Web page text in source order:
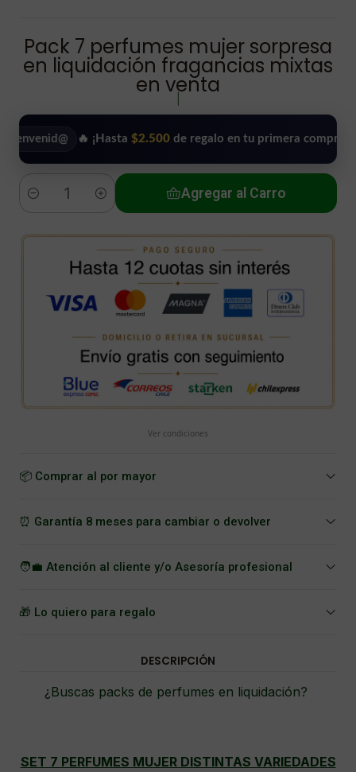
Pack 7 perfumes mujer sorpresa
en liquidación fragancias mixtas
en venta
🔥 ¡Hasta $2.500 de regalo en tu primera compra! •
Cantidad
Agregar al Carro
Ver condiciones
📦 Comprar al por mayor
⏰ Garantía 8 meses para cambiar o devolver
🧑‍💼 Atención al cliente y/o Asesoría profesional
🎁 Lo quiero para regalo
DESCRIPCIÓN
¿Buscas packs de perfumes en liquidación?
SET 7 PERFUMES MUJER DISTINTAS VARIEDADES